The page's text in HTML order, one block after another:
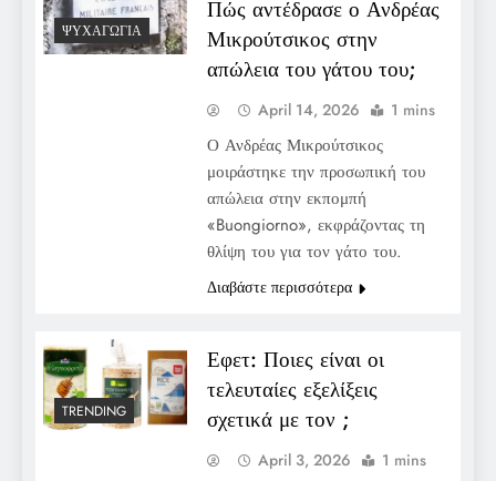
ΨΥΧΑΓΩΓΊΑ
Πώς αντέδρασε ο Ανδρέας
Μικρούτσικος στην
απώλεια του γάτου του;
April 14, 2026 1 mins
Ο Ανδρέας Μικρούτσικος
μοιράστηκε την προσωπική του
απώλεια στην εκπομπή
«Buongiorno», εκφράζοντας τη
θλίψη του για τον γάτο του.
Διαβάστε περισσότερα
TRENDING
Εφετ: Ποιες είναι οι
τελευταίες εξελίξεις
σχετικά με τον ;
April 3, 2026 1 mins